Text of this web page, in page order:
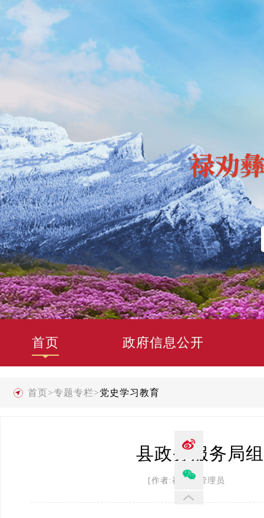
首页 政府信息公开
首页>专题专栏>党史学习教育
县政务服务局
[作者:禄劝县管理员 发